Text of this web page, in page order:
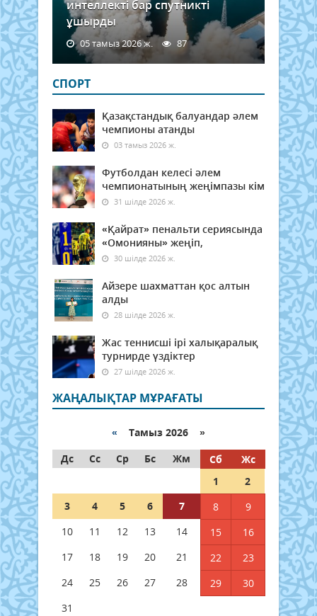
интеллекті бар спутникті
ұшырды
05 тамыз 2026 ж. 87
СПОРТ
Қазақстандық балуандар әлем
чемпионы атанды
03 тамыз 2026 ж.
Футболдан келесі әлем
чемпионатының жеңімпазы кім
31 шілде 2026 ж.
«Қайрат» пенальти сериясында
«Омонияны» жеңіп,
30 шілде 2026 ж.
Айзере шахматтан қос алтын
алды
28 шілде 2026 ж.
Жас теннисші ірі халықаралық
турнирде үздіктер
27 шілде 2026 ж.
ЖАҢАЛЫҚТАР МҰРАҒАТЫ
« Тамыз 2026 »
Дс
Сс Ср Бс Жм Сб
Жс
1
2
3
4 5 6 7 8
9
10
11 12 13 14 15
16
17
18 19 20 21 22
23
24
25 26 27 28 29
30
31